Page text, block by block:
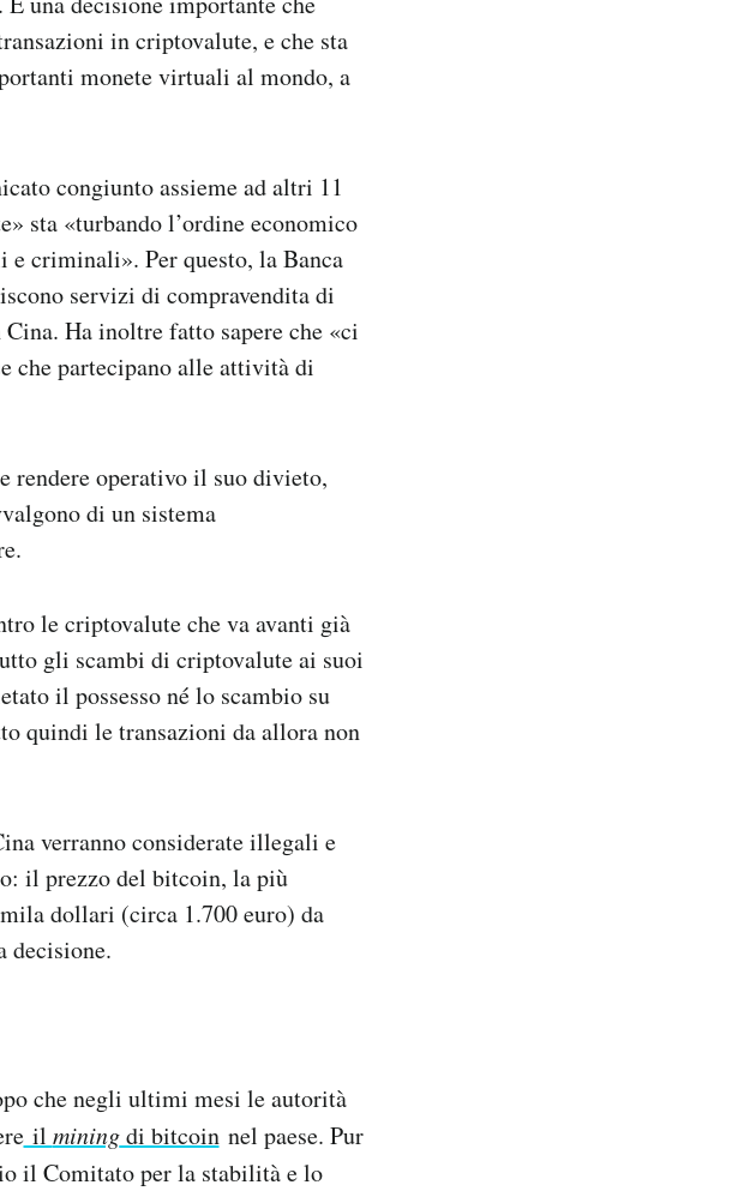
in criptovalute, e che sta
monete virtuali al mondo, a
congiunto assieme ad altri 11
sta «turbando l’ordine economico
criminali». Per questo, la Banca
servizi di compravendita di
Ha inoltre fatto sapere che «ci
che partecipano alle attività di
rendere operativo il suo divieto,
di un sistema
le criptovalute che va avanti già
gli scambi di criptovalute ai suoi
il possesso né lo scambio su
quindi le transazioni da allora non
verranno considerate illegali e
il prezzo del bitcoin, la più
dollari (circa 1.700 euro) da
decisione.
che negli ultimi mesi le autorità
il miningdi bitcoinnel paese. Pur
il Comitato per la stabilità e lo